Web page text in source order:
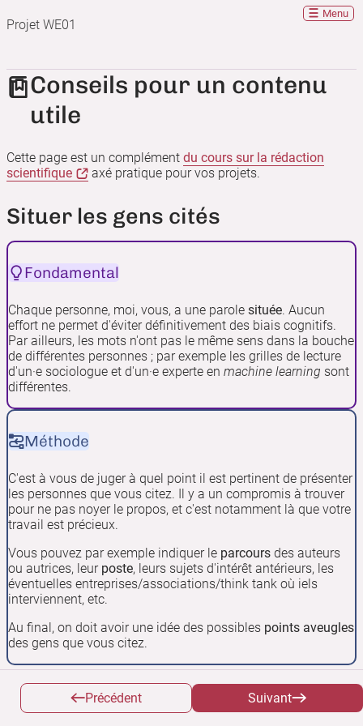
Projet WE01
Menu
Conseils pour un contenu
utile
Cette page est un complément du cours sur la rédaction
scientifique
axé pratique pour vos projets.
Situer les gens cités
Fondamental
Chaque personne, moi, vous, a une parole située. Aucun
effort ne permet d'éviter définitivement des biais cognitifs.
Par ailleurs, les mots n'ont pas le même sens dans la bouche
de différentes personnes ; par exemple les grilles de lecture
d'un·e sociologue et d'un·e experte en machine learning sont
différentes.
Méthode
C'est à vous de juger à quel point il est pertinent de présenter
les personnes que vous citez. Il y a un compromis à trouver
pour ne pas noyer le propos, et c'est notamment là que votre
travail est précieux.
Vous pouvez par exemple indiquer le parcours des auteurs
ou autrices, leur poste, leurs sujets d'intérêt antérieurs, les
éventuelles entreprises/associations/think tank où iels
interviennent, etc.
Au final, on doit avoir une idée des possibles points aveugles
des gens que vous citez.
Synthétiser et critiquer
Précédent Suivant